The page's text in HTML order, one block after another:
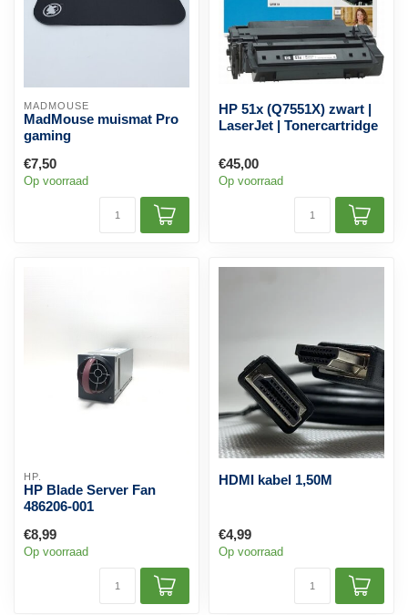
MADMOUSE
MadMouse muismat Pro
gaming
€7,50
Op voorraad
HP 51x (Q7551X) zwart |
LaserJet | Tonercartridge
€45,00
Op voorraad
HP.
HP Blade Server Fan
486206-001
€8,99
Op voorraad
HDMI kabel 1,50M
€4,99
Op voorraad